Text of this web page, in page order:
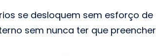
se desloquem sem esforço de
sem nunca ter que preencher